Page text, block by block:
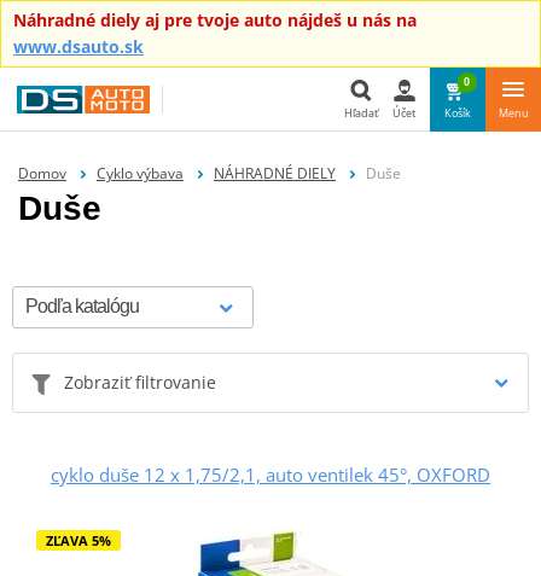
Náhradné diely aj pre tvoje auto nájdeš u nás na
www.dsauto.sk
Hľadať Účet
0
Košík Menu
Domov Cyklo výbava NÁHRADNÉ DIELY Duše
Duše
Zobraziť filtrovanie
cyklo duše 12 x 1,75/2,1, auto ventilek 45°, OXFORD
ZĽAVA 5%